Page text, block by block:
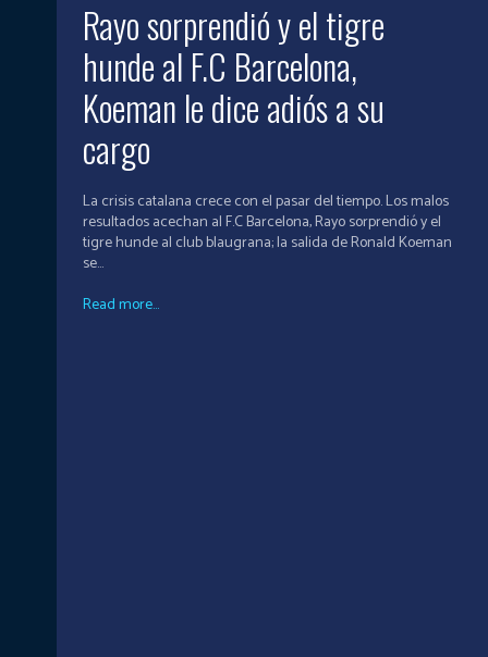
Rayo sorprendió y el tigre
hunde al F.C Barcelona,
Koeman le dice adiós a su
cargo
La crisis catalana crece con el pasar del tiempo. Los malos
resultados acechan al F.C Barcelona, Rayo sorprendió y el
tigre hunde al club blaugrana; la salida de Ronald Koeman
se...
Read more...